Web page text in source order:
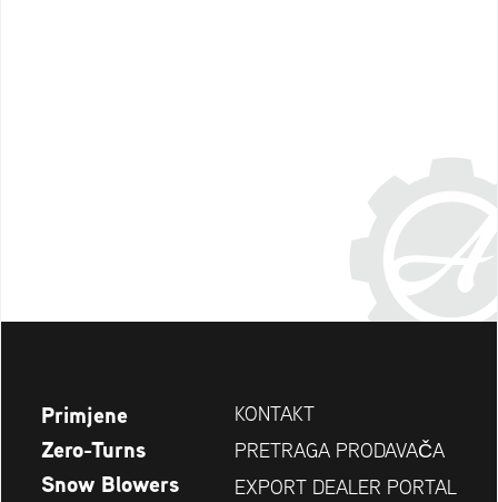
Primjene
Zero-Turns
Snow Blowers
KONTAKT
PRETRAGA PRODAVAČA
EXPORT DEALER PORTAL